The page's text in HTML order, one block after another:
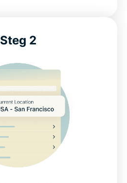
Steg 2